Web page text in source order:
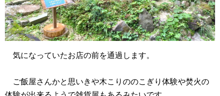
気になっていたお店の前を通過します。
ご飯屋さんかと思いきや木こりののこぎり体験や焚火の